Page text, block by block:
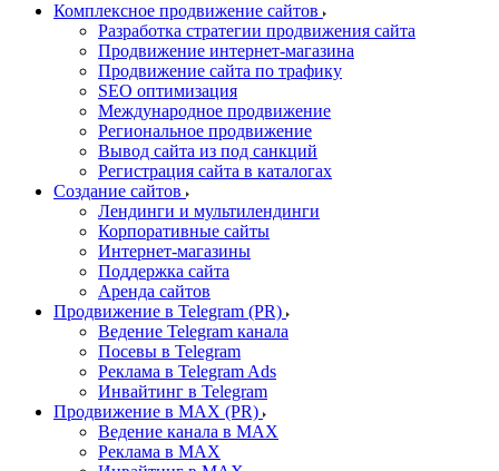
Комплексное продвижение сайтов
Разработка стратегии продвижения сайта
Продвижение интернет-магазина
Продвижение сайта по трафику
SEO оптимизация
Международное продвижение
Региональное продвижение
Вывод сайта из под санкций
Регистрация сайта в каталогах
Создание сайтов
Лендинги и мультилендинги
Корпоративные сайты
Интернет-магазины
Поддержка сайта
Аренда сайтов
Продвижение в Telegram (PR)
Ведение Telegram канала
Посевы в Telegram
Реклама в Telegram Ads
Инвайтинг в Telegram
Продвижение в MAX (PR)
Ведение канала в MAX
Реклама в MAX